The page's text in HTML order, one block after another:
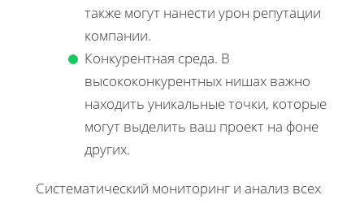
также могут нанести урон репутации
компании.
Конкурентная среда. В
высококонкурентных нишах важно
находить уникальные точки, которые
могут выделить ваш проект на фоне
других.
Систематический мониторинг и анализ всех